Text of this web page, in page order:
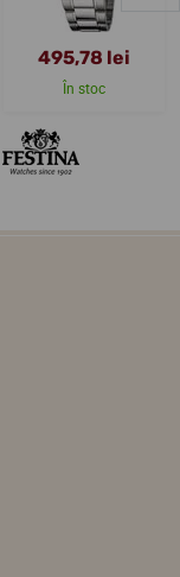
495,78 lei
În stoc